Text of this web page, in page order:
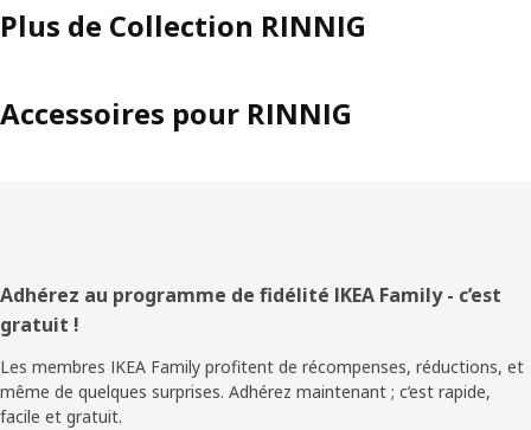
Plus de Collection RINNIG
Accessoires pour RINNIG
Pied
de
page
Adhérez au programme de fidélité IKEA Family - c’est
gratuit !
Les membres IKEA Family profitent de récompenses, réductions, et
même de quelques surprises. Adhérez maintenant ; c’est rapide,
facile et gratuit.